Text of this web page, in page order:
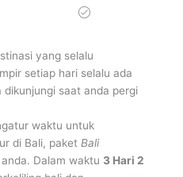
yang selalu
setiap hari selalu ada
saat anda pergi
waktu untuk
di Bali, paket Bali
Dalam waktu 3 Hari 2